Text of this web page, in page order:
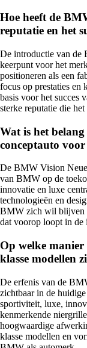
Hoe heeft de
reputatie en het
De introductie van de
keerpunt voor het
positioneren als een
focus op prestaties en
basis voor het succes
sterke reputatie die
Wat is het
conceptauto
De BMW Vision
van BMW op de
innovatie en luxe
technologieën en
BMW zich wil blijven
dat voorop loopt in de
Op welke manier
klasse modellen
De erfenis van de
zichtbaar in de
sportiviteit, luxe,
kenmerkende
hoogwaardige
klasse modellen en